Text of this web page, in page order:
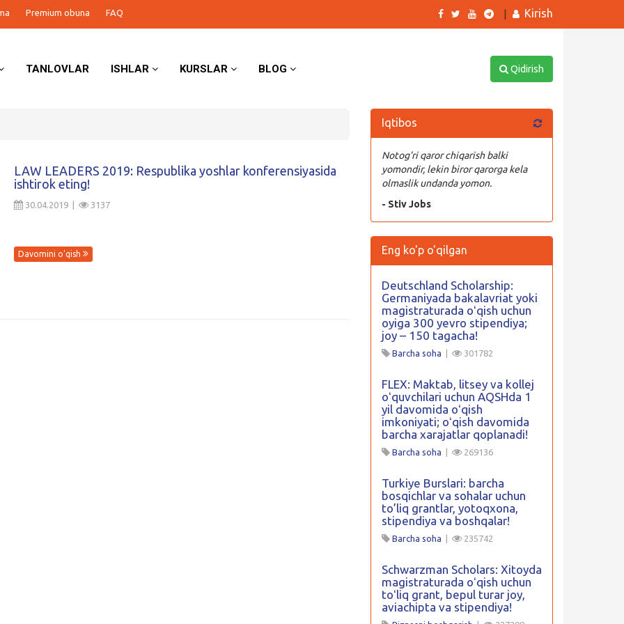
Premium obuna FAQ Kirish
TANLOVLAR ISHLAR KURSLAR BLOG Qidirish
LAW LEADERS 2019: Respublika yoshlar konferensiyasida
ishtirok eting!
30.04.2019 | 3137
Davomini o'qish
Iqtibos
Notog’ri qaror chiqarish balki
yomondir, lekin biror qarorga kela
olmaslik undanda yomon.
- Stiv Jobs
Eng ko'p o'qilgan
Deutschland Scholarship:
Germaniyada bakalavriat yoki
magistraturada oʻqish uchun
oyiga 300 yevro stipendiya;
joy – 150 tagacha!
Barcha soha 301782
FLEX: Maktab, litsey va kollej
oʻquvchilari uchun AQSHda 1
yil davomida oʻqish
imkoniyati; oʻqish davomida
barcha xarajatlar qoplanadi!
Barcha soha 269136
Turkiye Burslari: barcha
bosqichlar va sohalar uchun
to’liq grantlar, yotoqxona,
stipendiya va boshqalar!
Barcha soha 235742
Schwarzman Scholars: Xitoyda
magistraturada oʻqish uchun
toʻliq grant, bepul turar joy,
aviachipta va stipendiya!